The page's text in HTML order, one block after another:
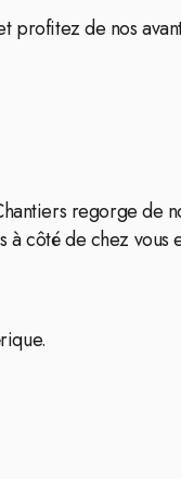
profitez de nos
regorge de
côté de chez